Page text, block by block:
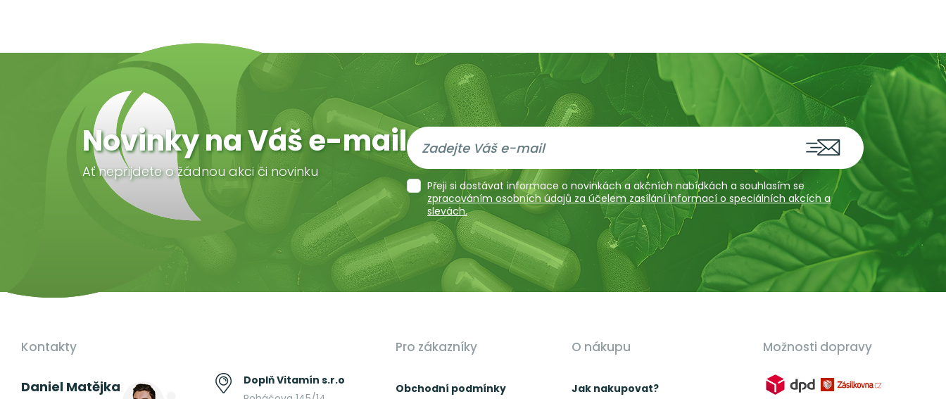
Novinky na Váš e-mail
Ať nepřijdete o žádnou akci či novinku
Přeji si dostávat informace o novinkách a akčních nabídkách a souhlasím se
zpracováním osobních údajů za účelem zasílání informací o speciálních akcích a
slevách.
Kontakty
Daniel Matějka
Doplň Vitamín s.r.o
Pro zákazníky
Obchodní podmínky
O nákupu
Jak nakupovat?
Možnosti dopravy